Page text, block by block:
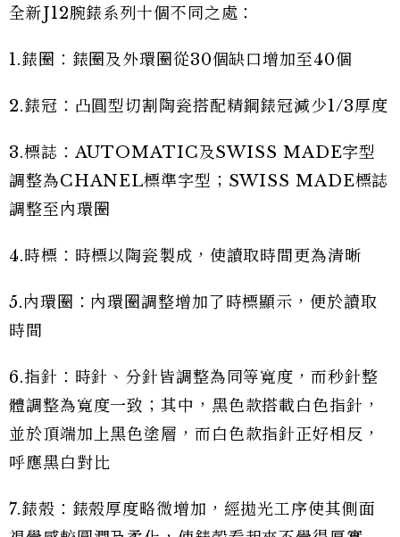
全新J12腕錶系列十個不同之處：
1.錶圈：錶圈及外環圈從30個缺口增加至40個
2.錶冠：凸圓型切割陶瓷搭配精鋼錶冠減少1/3厚度
3.標誌：AUTOMATIC及SWISS MADE字型
調整為CHANEL標準字型；SWISS MADE標誌
調整至內環圈
4.時標：時標以陶瓷製成，使讀取時間更為清晰
5.內環圈：內環圈調整增加了時標顯示，便於讀取
時間
6.指針：時針、分針皆調整為同等寬度，而秒針整
體調整為寬度一致；其中，黑色款搭載白色指針，
並於頂端加上黑色塗層，而白色款指針正好相反，
呼應黑白對比
7.錶殼：錶殼厚度略微增加，經拋光工序使其側面